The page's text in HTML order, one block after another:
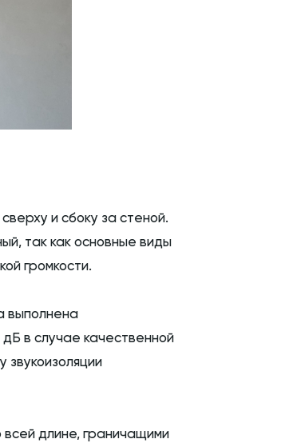
и сбоку за стеной.
так как основные виды
громкости.
выполнена
в случае качественной
звукоизоляции
всей длине, граничащими